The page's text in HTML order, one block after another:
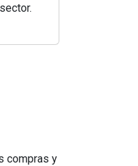
compras y